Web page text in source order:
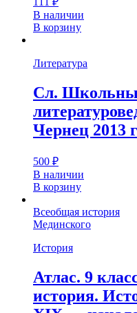
В наличии
В корзину
Литература
Сл.
Чернец 2013
500 ₽
В наличии
В корзину
Всеобщая история
Мединского
История
Атлас. 9
история.